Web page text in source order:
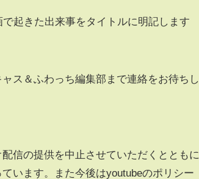
起きた出来事をタイトルに明記します
ス＆ふわっち編集部まで連絡をお待ちし
信の提供を中止させていただくとともに
います。また今後はyoutubeのポリシー